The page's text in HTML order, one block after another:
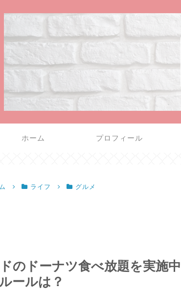
ホーム プロフィール
ライフ グルメ
のドーナツ食べ放題を実施
ールは？